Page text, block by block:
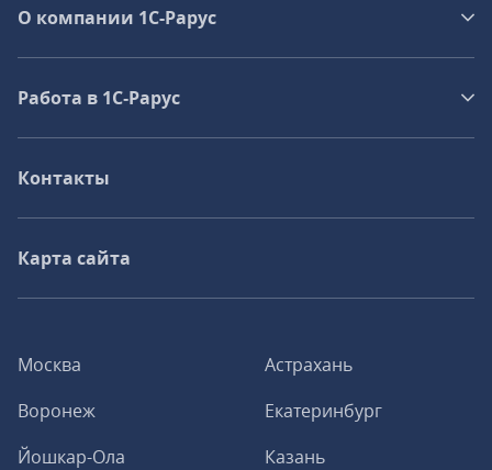
Москва
Астрахань
Воронеж
Екатеринбург
Йошкар-Ола
Казань
О компании 1C-Рарус
Работа в 1С‑Рарус
Контакты
Карта сайта